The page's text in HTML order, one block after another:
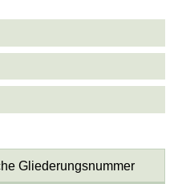
Gliederungsnummer